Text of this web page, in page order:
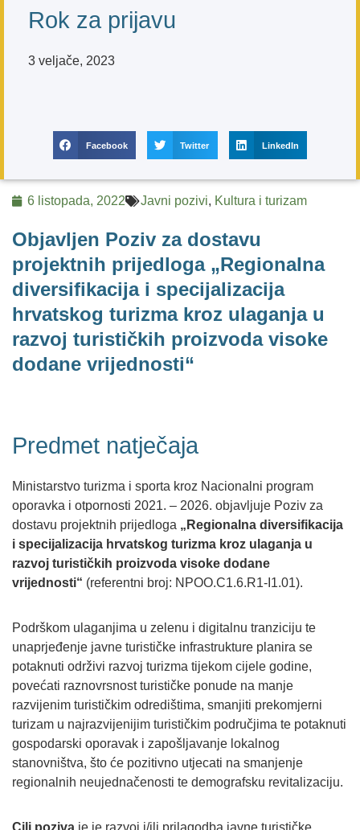
Rok za prijavu
3 veljače, 2023
Facebook Twitter LinkedIn
6 listopada, 2022 Javni pozivi, Kultura i turizam
Objavljen Poziv za dostavu
projektnih prijedloga „Regionalna
diversifikacija i specijalizacija
hrvatskog turizma kroz ulaganja u
razvoj turističkih proizvoda visoke
dodane vrijednosti“
Predmet natječaja
Ministarstvo turizma i sporta kroz Nacionalni program
oporavka i otpornosti 2021. – 2026. objavljuje Poziv za
dostavu projektnih prijedloga „Regionalna diversifikacija
i specijalizacija hrvatskog turizma kroz ulaganja u
razvoj turističkih proizvoda visoke dodane
vrijednosti“ (referentni broj: NPOO.C1.6.R1-I1.01).
Podrškom ulaganjima u zelenu i digitalnu tranziciju te
unaprjeđenje javne turističke infrastrukture planira se
potaknuti održivi razvoj turizma tijekom cijele godine,
povećati raznovrsnost turističke ponude na manje
razvijenim turističkim odredištima, smanjiti prekomjerni
turizam u najrazvijenijim turističkim područjima te potaknuti
gospodarski oporavak i zapošljavanje lokalnog
stanovništva, što će pozitivno utjecati na smanjenje
regionalnih neujednačenosti te demografsku revitalizaciju.